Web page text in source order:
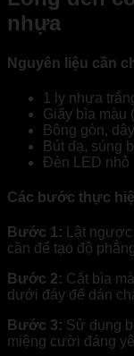
nhựa
Nguyên liệu cần
1 ly nhựa
Giấy bìa màu
Bông gòn,
Bút dạ, súng
Đèn LED nhỏ
Các bước thực
Bước 1: Lật
cần để tạo độ
Bước 2: Cắt bìa
dưới đáy để dán
Bước 3: Sử dụng
miệng cười đáng